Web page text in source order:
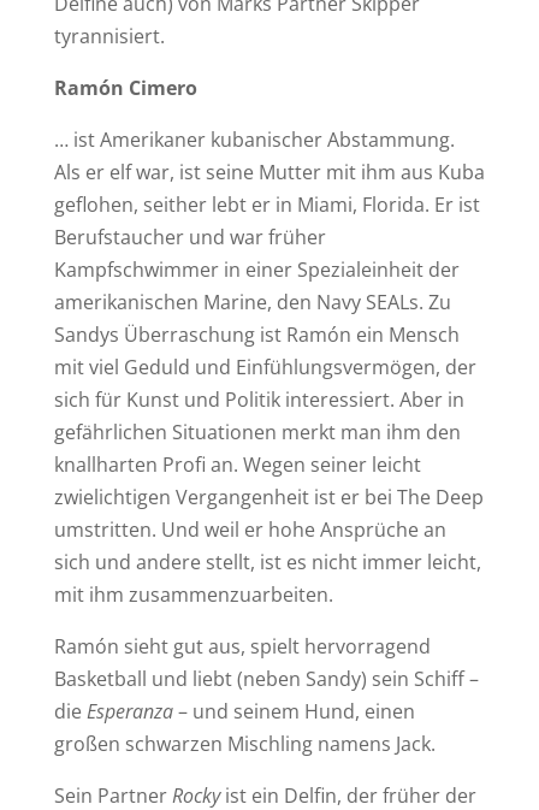
tyrannisiert.
Ramón Cimero
… ist Amerikaner kubanischer Abstammung.
Als er elf war, ist seine Mutter mit ihm aus Kuba
geflohen, seither lebt er in Miami, Florida. Er ist
Berufstaucher und war früher
Kampfschwimmer in einer Spezialeinheit der
amerikanischen Marine, den Navy SEALs. Zu
Sandys Überraschung ist Ramón ein Mensch
mit viel Geduld und Einfühlungsvermögen, der
sich für Kunst und Politik interessiert. Aber in
gefährlichen Situationen merkt man ihm den
knallharten Profi an. Wegen seiner leicht
zwielichtigen Vergangenheit ist er bei The Deep
umstritten. Und weil er hohe Ansprüche an
sich und andere stellt, ist es nicht immer leicht,
mit ihm zusammenzuarbeiten.
Ramón sieht gut aus, spielt hervorragend
Basketball und liebt (neben Sandy) sein Schiff –
dieEsperanza– und seinem Hund, einen
großen schwarzen Mischling namens Jack.
Sein PartnerRockyist ein Delfin, der früher der